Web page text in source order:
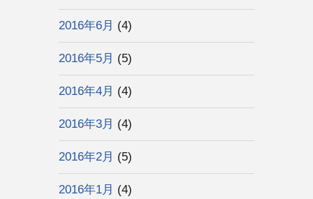
2016年6月 (4)
2016年5月 (5)
2016年4月 (4)
2016年3月 (4)
2016年2月 (5)
2016年1月 (4)